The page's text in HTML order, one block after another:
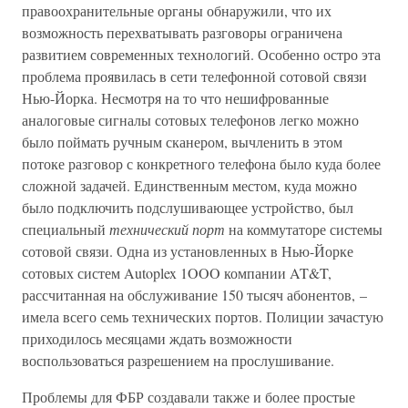
правоохранительные органы обнаружили, что их
возможность перехватывать разговоры ограничена
развитием современных технологий. Особенно остро эта
проблема проявилась в сети телефонной сотовой связи
Нью-Йорка. Несмотря на то что нешифрованные
аналоговые сигналы сотовых телефонов легко можно
было поймать ручным сканером, вычленить в этом
потоке разговор с конкретного телефона было куда более
сложной задачей. Единственным местом, куда можно
было подключить подслушивающее устройство, был
специальный технический порт на коммутаторе системы
сотовой связи. Одна из установленных в Нью-Йорке
сотовых систем Autoplex 1OOO компании AT&T,
рассчитанная на обслуживание 150 тысяч абонентов, –
имела всего семь технических портов. Полиции зачастую
приходилось месяцами ждать возможности
воспользоваться разрешением на прослушивание.
Проблемы для ФБР создавали также и более простые